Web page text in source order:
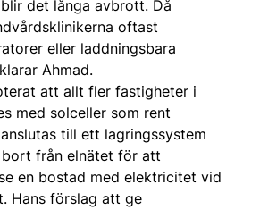
det långa avbrott. Då
oftast
eller laddnings­bara
Ahmad.
att allt fler fastigheter i
med solceller som rent
till ett lagringssystem
från elnätet för att
en bostad med elektricitet vid
Hans förslag att ge